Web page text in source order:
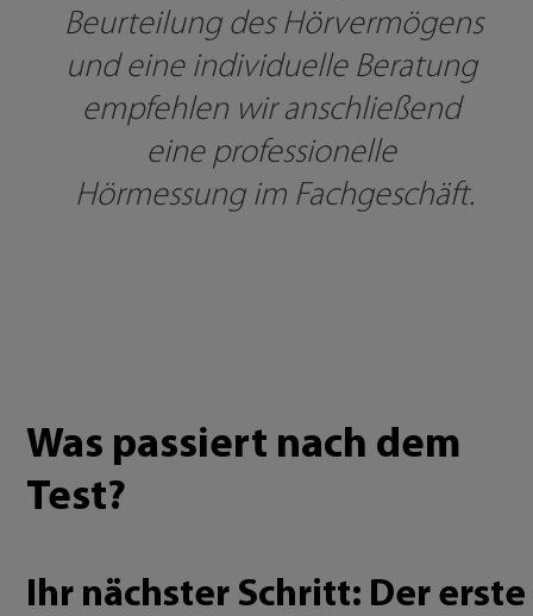
Beurteilung des Hörvermögens
und eine individuelle Beratung
empfehlen wir anschließend
eine professionelle
Hörmessung im Fachgeschäft.
Was passiert nach dem
Test?
Ihr nächster Schritt: Der erste